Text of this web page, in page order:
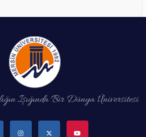
Işığında Bir Dünya Üniversitesi